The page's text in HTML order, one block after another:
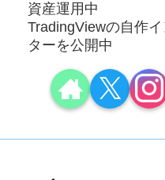
資産運用中
TradingViewの自作
ターを公開中